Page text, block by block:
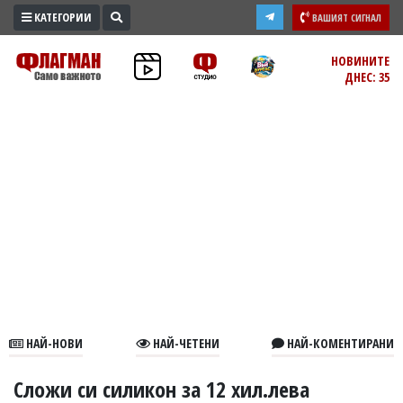
ПРОМО
ЗОНА
В
КАТЕГОРИИ ВАШИЯТ СИГНАЛ
НОВИНИТЕ
ДНЕС: 35
НАЙ-НОВИ НАЙ-ЧЕТЕНИ НАЙ-КОМЕНТИРАНИ
Сложи си силикон за 12 хил.лева